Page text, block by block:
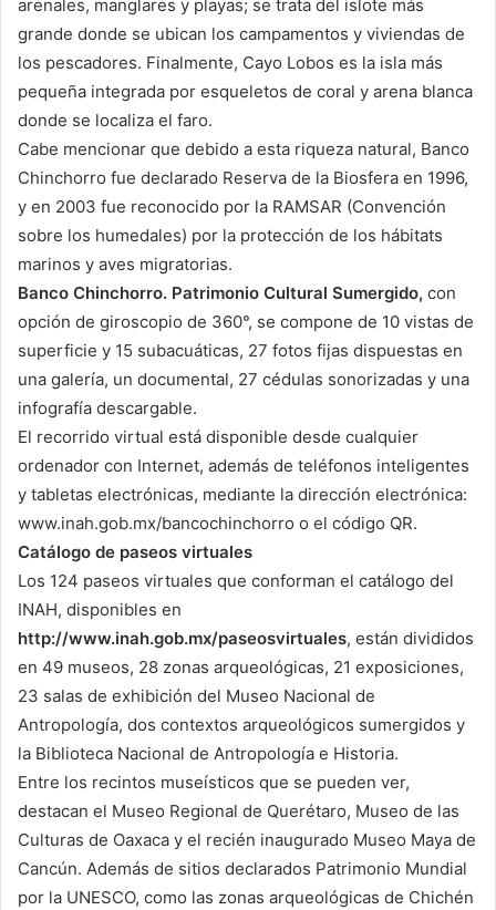
arenales, manglares y playas; se trata del islote más
grande donde se ubican los campamentos y viviendas de
los pescadores. Finalmente, Cayo Lobos es la isla más
pequeña integrada por esqueletos de coral y arena blanca
donde se localiza el faro.
Cabe mencionar que debido a esta riqueza natural, Banco
Chinchorro fue declarado Reserva de la Biosfera en 1996,
y en 2003 fue reconocido por la RAMSAR (Convención
sobre los humedales) por la protección de los hábitats
marinos y aves migratorias.
Banco Chinchorro. Patrimonio Cultural Sumergido, con
opción de giroscopio de 360°, se compone de 10 vistas de
superficie y 15 subacuáticas, 27 fotos fijas dispuestas en
una galería, un documental, 27 cédulas sonorizadas y una
infografía descargable.
El recorrido virtual está disponible desde cualquier
ordenador con Internet, además de teléfonos inteligentes
y tabletas electrónicas, mediante la dirección electrónica:
www.inah.gob.mx/bancochinchorro o el código QR.
Catálogo de paseos virtuales
Los 124 paseos virtuales que conforman el catálogo del
INAH, disponibles en
http://www.inah.gob.mx/paseosvirtuales, están divididos
en 49 museos, 28 zonas arqueológicas, 21 exposiciones,
23 salas de exhibición del Museo Nacional de
Antropología, dos contextos arqueológicos sumergidos y
la Biblioteca Nacional de Antropología e Historia.
Entre los recintos museísticos que se pueden ver,
destacan el Museo Regional de Querétaro, Museo de las
Culturas de Oaxaca y el recién inaugurado Museo Maya de
Cancún. Además de sitios declarados Patrimonio Mundial
por la UNESCO, como las zonas arqueológicas de Chichén